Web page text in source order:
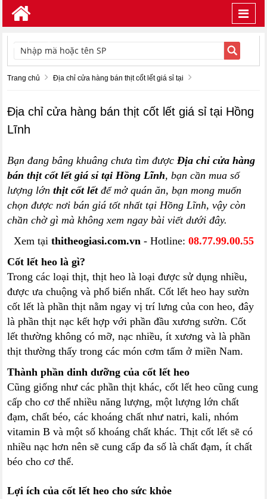
TÌM KIẾM
Trang chủ Địa chỉ cửa hàng bán thịt cốt lết giá sỉ tại
Địa chỉ cửa hàng bán thịt cốt lết giá sỉ tại Hồng
Lĩnh
Bạn đang bâng khuâng chưa tìm đượcĐịa chỉ cửa hàng
bán thịt cốt lết giá sỉ tại Hồng Lĩnh, bạn cần mua số
lượng lớnthịt cốt lếtđể mở quán ăn, bạn mong muốn
chọn được nơi bán giá tốt nhất tại Hồng Lĩnh, vậy còn
chần chờ gì mà không xem ngay bài viết dưới đây.
Xem tại thitheogiasi.com.vn- Hotline: 08.77.99.00.55
Cốt lết heo là gì?
Trong các loại thịt, thịt heo là loại được sử dụng nhiều,
được ưa chuộng và phổ biến nhất. Cốt lết heo hay sườn
cốt lết là phần thịt nằm ngay vị trí lưng của con heo, đây
là phần thịt nạc kết hợp với phần đầu xương sườn. Cốt
lết thường không có mỡ, nạc nhiều, ít xương và là phần
thịt thường thấy trong các món cơm tấm ở miền Nam.
Thành phần dinh dưỡng của cốt lết heo
Cũng giống như các phần thịt khác, cốt lết heo cũng cung
cấp cho cơ thể nhiều năng lượng, một lượng lớn chất
đạm, chất béo, các khoáng chất như natri, kali, nhóm
vitamin B và một số khoáng chất khác. Thịt cốt lết sẽ có
nhiều nạc hơn nên sẽ cung cấp đa số là chất đạm, ít chất
béo cho cơ thể.
Lợi ích của cốt lết heo cho sức khỏe